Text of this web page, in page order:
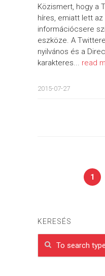
Közismert, hogy a
híres, emiatt lett az
információcsere
eszköze. A
nyilvános és a
karakteres... read
2015-07-27
1
KERESÉS